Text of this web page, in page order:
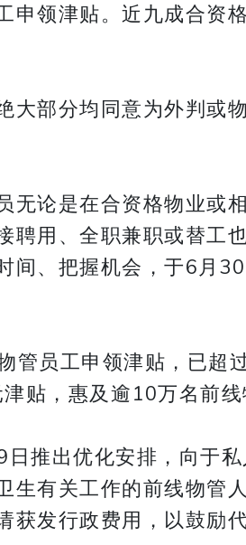
领津贴。近九成合资
部分均同意为外判或
论是在合资格物业或
用、全职兼职或替工
间、把握机会，于6月
管员工申领津贴，已超
贴，惠及逾10万名前线
推出优化安排，向于
生有关工作的前线物管
发行政费用，以鼓励